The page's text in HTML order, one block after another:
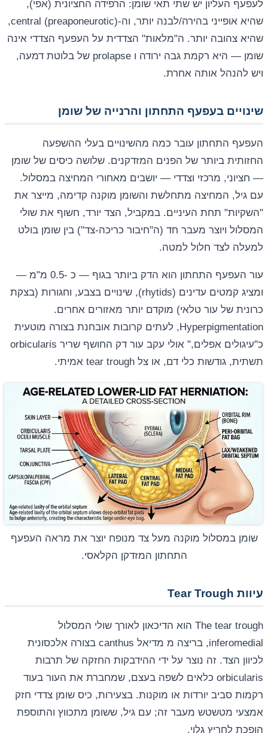
לעפעף העליון יש שתי תאי שומן: הרפידה החציונית (אפי),
שהיא אופייני בהירה/לבנה יותר, וה-central (preaponeurotic),
שהיא צהובה יותר. ה"מלאות" הצדדית על העפעף הצדדי אינה
שומן — היא רקמת גבה ירודה ו prolapse של בלוטת דמעה,
ויש להנהל אותה אחרת.
שינויים בעפעף התחתון והרנייה של שומן
העפעף התחתון עובר כמה מהשינויים בעלי ההשפעה
החזותית ביותר של הפנים המזדקנים. שלושה כיסים של שומן
— חציוני, מרכזי וצדדי — יושבים מאחורי המחיצה במסלול.
עם גיל, המחיצה מתחלשת והשומן מוקנה קדימה, מייצר את
"השקיות" תחת העיניים. במקביל, הצד יורד, חשוף את שולי
המסלול ויוצר מעבר חד (ה"חיבור כריכה-צד") בין שומן בולט
למעלה לצד חלול למטה.
עור העפעף התחתון הוא הדק ביותר בגוף — כ -0.5 מ"מ —
ומציג קמטים עדינים (rhytids), שינויים בצבע, וחגורות (בצקת
כרונית של עור טלאי) מוקדם יותר מאזורים אחרים.
Hyperpigmentation, לעתים קרובות אובחנת בצורה מוטעית
כ"עיגולים אפלים," אולי עקב עור דק החושף שריר orbicularis
תשתית, גודשות כלי דם, או צל tear trough אמיתי.
שומן במסלול מוקנה מעל צד מנופח יוצר את מראה העפעף
התחתון המזדקן הקלאסי.
עיוות Tear Trough
The tear trough הוא הדיכאון לאורך שולי המסלול
inferomedial, בריצה מ מדיאל canthus בצורה אלכסונית
לכיוון הצד. זה נוצר על ידי ההידבקות החזקה של תרבות
orbicularis כלאים לשפה בעצם, שמחברת את העור בעוד
רקמות סביב יורדות או מוקנות. בצעירות, כיס שומן צדדי חזק
אמצעי מטשטש מעבר זה; עם גיל, ששומן מתכווץ והתוספת
הופכת לחריץ גלוי.